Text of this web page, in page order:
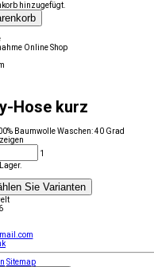
hinzugefügt.
Online Shop
Hose kurz
Baumwolle Waschen: 40 Grad
1
Sie Varianten
Sitemap